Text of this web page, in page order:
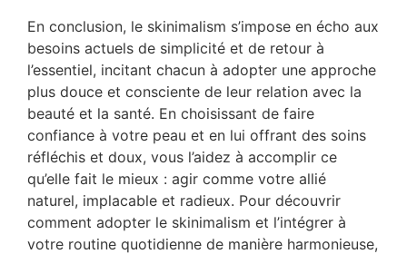
En conclusion, le skinimalism s’impose en écho aux
besoins actuels de simplicité et de retour à
l’essentiel, incitant chacun à adopter une approche
plus douce et consciente de leur relation avec la
beauté et la santé. En choisissant de faire
confiance à votre peau et en lui offrant des soins
réfléchis et doux, vous l’aidez à accomplir ce
qu’elle fait le mieux : agir comme votre allié
naturel, implacable et radieux. Pour découvrir
comment adopter le skinimalism et l’intégrer à
votre routine quotidienne de manière harmonieuse,